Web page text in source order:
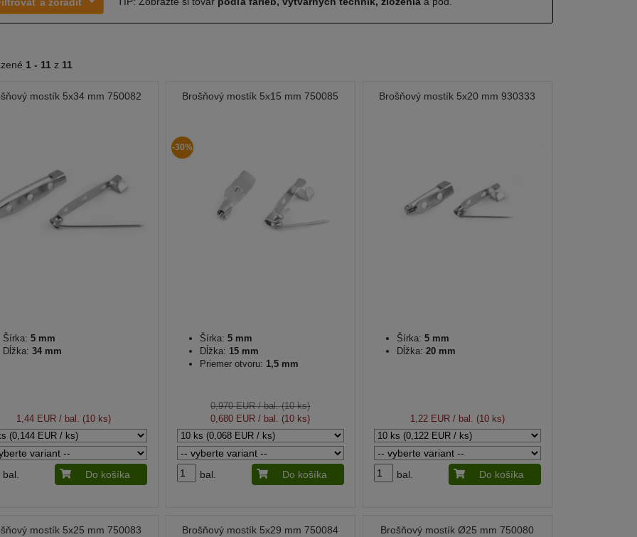
1 - 11 z 11
mostík 5x34 mm 750082
Šírka: 5 mm
Dĺžka: 34 mm
1,44 EUR/ bal. (10 ks)
bal. Do košíka
Brošňový mostík 5x15 mm 750085
-30%
Šírka: 5 mm
Dĺžka: 15 mm
Priemer otvoru: 1,5 mm
0,970 EUR/ bal. (10 ks)
0,680 EUR / bal. (10 ks)
bal. Do košíka
Brošňový mostík 5x20 mm 930333
Šírka: 5 mm
Dĺžka: 20 mm
1,22 EUR/ bal. (10 ks)
bal. Do košíka
mostík 5x25 mm 750083 Brošňový mostík 5x29 mm 750084 Brošňový mostík Ø25 mm 750080